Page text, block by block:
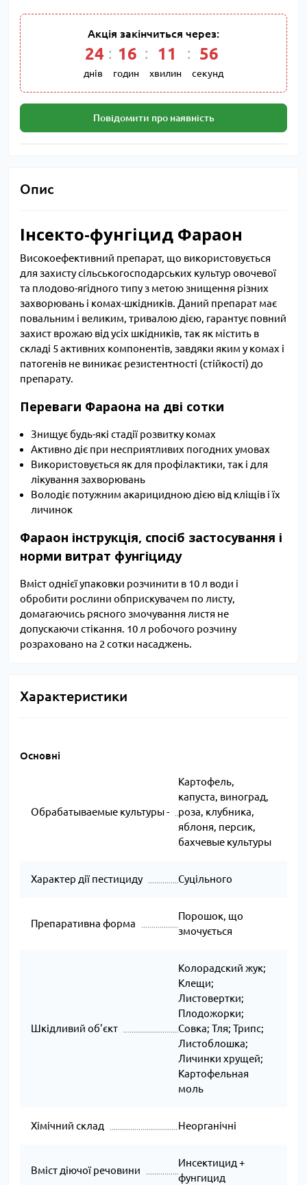
Акція закінчиться через:
24
днів
16
годин
11
хвилин
55
секунд
Повідомити про наявність
Опис
Інсекто-фунгіцид Фараон
Високоефективний препарат, що використовується
для захисту сільськогосподарських культур овочевої
та плодово-ягідного типу з метою знищення різних
захворювань і комах-шкідників. Даний препарат має
повальним і великим, тривалою дією, гарантує повний
захист врожаю від усіх шкідників, так як містить в
складі 5 активних компонентів, завдяки яким у комах і
патогенів не виникає резистентності (стійкості) до
препарату.
Переваги Фараона на дві сотки
Знищує будь-які стадії розвитку комах
Активно діє при несприятливих погодних умовах
Використовується як для профілактики, так і для
лікування захворювань
Володіє потужним акарицидною дією від кліщів і їх
личинок
Фараон інструкція, спосіб застосування і
норми витрат фунгіциду
Вміст однієї упаковки розчинити в 10 л води і
обробити рослини обприскувачем по листу,
домагаючись рясного змочування листя не
допускаючи стікання. 10 л робочого розчину
розраховано на 2 сотки насаджень.
Характеристики
Основні
Обрабатываемые культуры -
Картофель,
капуста, виноград,
роза, клубника,
яблоня, персик,
бахчевые культуры
Характер дії пестициду Суцільного
Препаративна форма
Порошок, що
змочується
Шкідливий об'єкт
Колорадский жук;
Клещи;
Листовертки;
Плодожорки;
Совка; Тля; Трипс;
Листоблошка;
Личинки хрущей;
Картофельная
моль
Хімічний склад Неорганічні
Вміст діючої речовини
Инсектицид +
фунгицид